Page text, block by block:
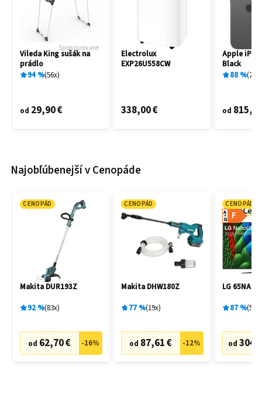
Sponzorované
Vileda King sušák na
prádlo
94% 56x
od 29,90 €
Electrolux
EXP26U558CW
338,00 €
Apple
Black
88% 27
od
Najobľúbenejší v Cenopáde
CENOPÁD
Makita DUR193Z
92% 83x
od 62,70 € -16%
CENOPÁD
Makita DHW180Z
77% 19x
od 87,61 € -12%
CENOPÁD
F
A
G
LG
87% 5
od